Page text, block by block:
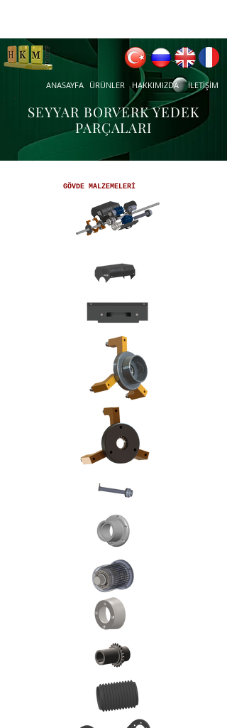
ANASAYFA ÜRÜNLER HAKKIMIZDA İLETİŞİM
SEYYAR BORVERK YEDEK
PARÇALARI
GÖVDE MALZEMELERİ